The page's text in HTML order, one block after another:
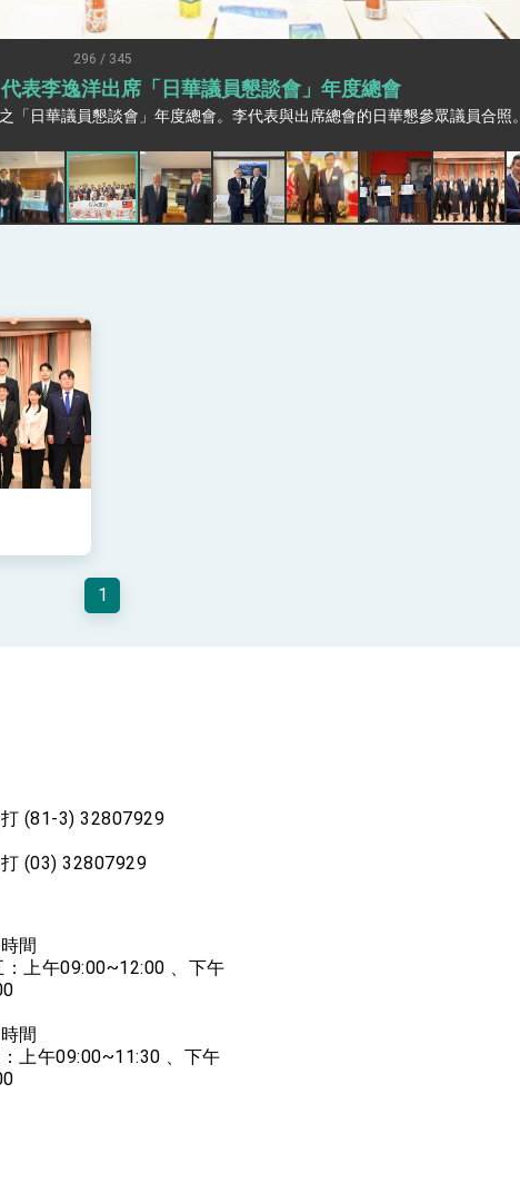
易協定」簽署
持「臺美對等貿易協定」簽署
邦榮邦目標
歐美日關係深化
穩健前行
化台美交流合作
296 / 345
表李逸洋出席「日華議員懇談會」年度總會
日華議員懇談會」年度總會。李代表與出席總會的日華懇參眾議員合照。
1
(81-3) 32807929
(03) 32807929
間
上午09:00~12:00 、下午
間
上午09:00~11:30 、下午